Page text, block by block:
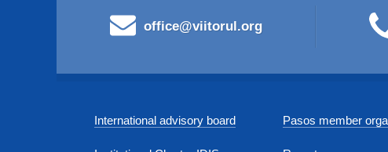
office@viitorul.org
International advisory board Pasos member